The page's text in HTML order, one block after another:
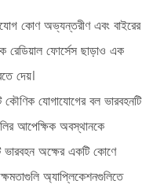
কোণঅভ্যন্তরীণ এবং বাইরের
রেডিয়াল ফোর্সেস ছাড়াও এক
দেয়।
যোগাযোগের বল ভারবহনটি
আপেক্ষিক অবস্থানকে
ভারবহন অক্ষের একটি কোণে
অ্যাপ্লিকেশনগুলিতে